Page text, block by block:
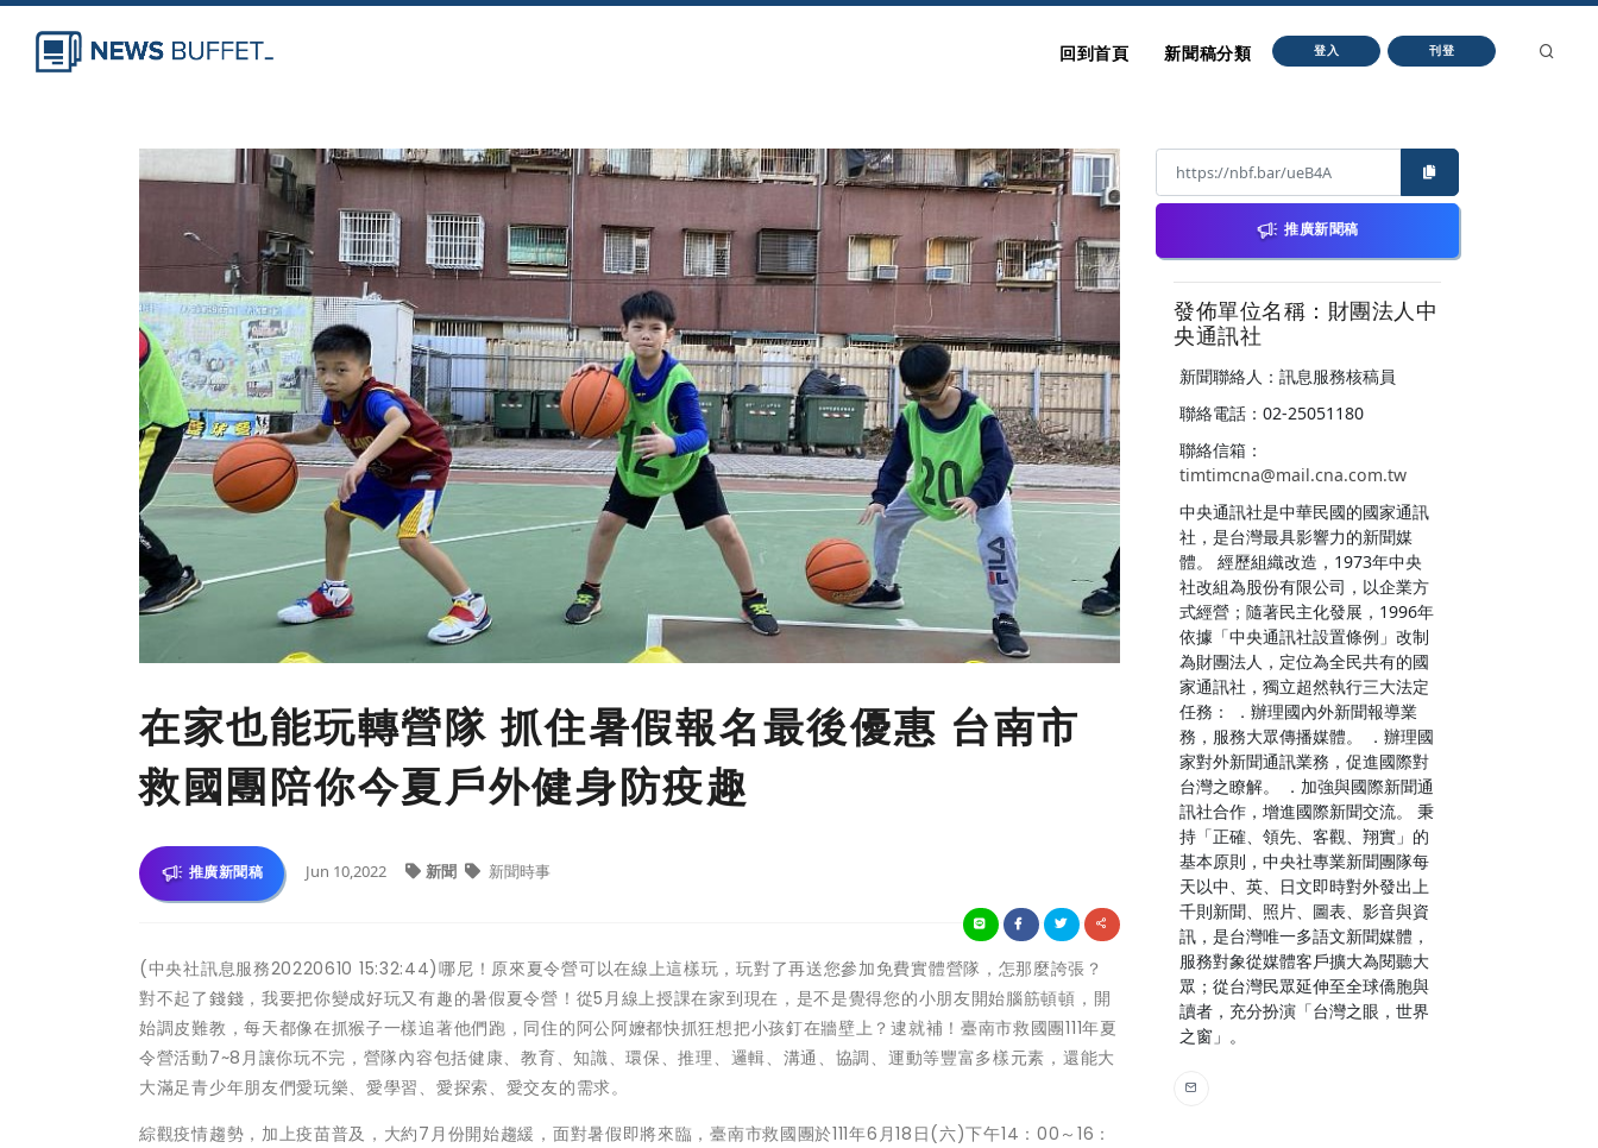
回到首頁 新聞稿分類 登入 刊登
在家也能玩轉營隊 抓住暑假報名最後優惠 台南市
救國團陪你今夏戶外健身防疫趣
推廣新聞稿 Jun 10,2022 新聞 新聞時事
(中央社訊息服務20220610 15:32:44)哪尼！原來夏令營可以在線上這樣玩，玩對了再送您參加免費實體營隊，怎那麼誇張？
對不起了錢錢，我要把你變成好玩又有趣的暑假夏令營！從5月線上授課在家到現在，是不是覺得您的小朋友開始腦筋頓頓，開
始調皮難教，每天都像在抓猴子一樣追著他們跑，同住的阿公阿嬤都快抓狂想把小孩釘在牆壁上？逮就補！臺南市救國團111年夏
令營活動7~8月讓你玩不完，營隊內容包括健康、教育、知識、環保、推理、邏輯、溝通、協調、運動等豐富多樣元素，還能大
大滿足青少年朋友們愛玩樂、愛學習、愛探索、愛交友的需求。
綜觀疫情趨勢，加上疫苗普及，大約7月份開始趨緩，面對暑假即將來臨，臺南市救國團於111年6月18日(六)下午14：00～16：
推廣新聞稿
發佈單位名稱：財團法人中
央通訊社
新聞聯絡人：訊息服務核稿員
聯絡電話：02-25051180
聯絡信箱：
timtimcna@mail.cna.com.tw
中央通訊社是中華民國的國家通訊
社，是台灣最具影響力的新聞媒
體。 經歷組織改造，1973年中央
社改組為股份有限公司，以企業方
式經營；隨著民主化發展，1996年
依據「中央通訊社設置條例」改制
為財團法人，定位為全民共有的國
家通訊社，獨立超然執行三大法定
任務： ．辦理國內外新聞報導業
務，服務大眾傳播媒體。 ．辦理國
家對外新聞通訊業務，促進國際對
台灣之瞭解。 ．加強與國際新聞通
訊社合作，增進國際新聞交流。 秉
持「正確、領先、客觀、翔實」的
基本原則，中央社專業新聞團隊每
天以中、英、日文即時對外發出上
千則新聞、照片、圖表、影音與資
訊，是台灣唯一多語文新聞媒體，
服務對象從媒體客戶擴大為閱聽大
眾；從台灣民眾延伸至全球僑胞與
讀者，充分扮演「台灣之眼，世界
之窗」。